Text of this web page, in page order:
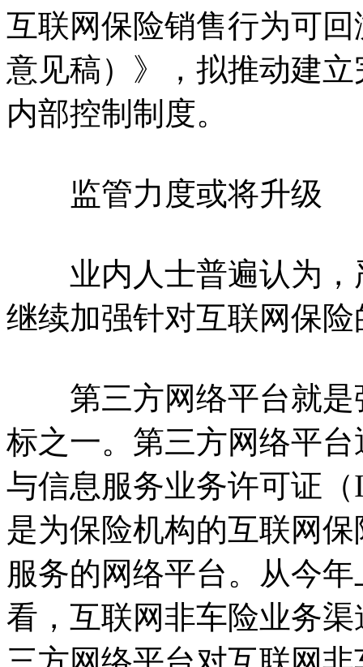
互联网保险销售行为可
意见稿）》，拟推动建
内部控制制度。
监管力度或将升级
业内人士普遍认为，
继续加强针对互联网保
第三方网络平台就是
标之一。第三方网络平
与信息服务业务许可证
是为保险机构的互联网
服务的网络平台。从今
看，互联网非车险业务